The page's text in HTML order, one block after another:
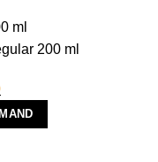
200 ml
Huidige
prijs
is: